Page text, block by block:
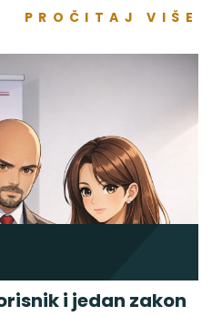
PROČITAJ VIŠE
i jedan zakon